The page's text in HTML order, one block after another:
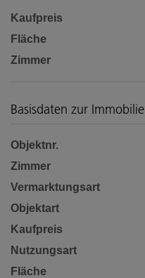
Kaufpreis
Fläche
Zimmer
Basisdaten zur Immobilie
Objektnr.
Zimmer
Vermarktungsart
Objektart
Kaufpreis
Nutzungsart
Fläche